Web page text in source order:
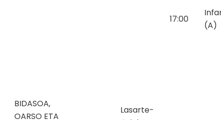
BIDASOA,
OARSO ETA
Lasarte-
17:00
(A)